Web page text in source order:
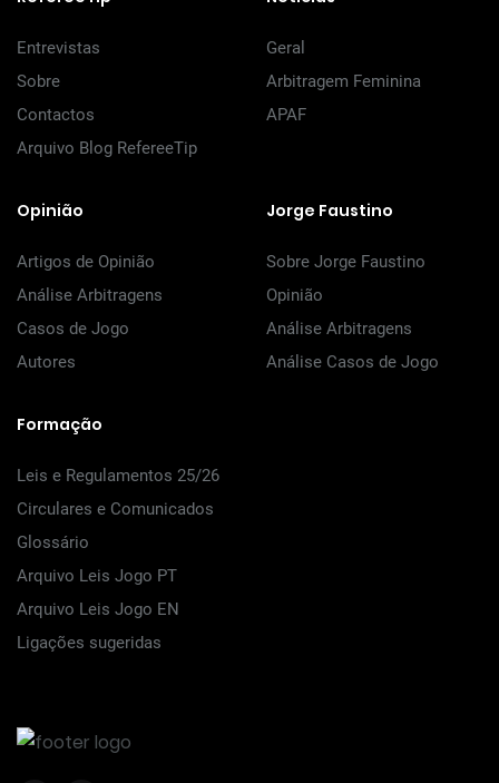
Entrevistas
Sobre
Contactos
Arquivo Blog RefereeTip
Geral
Arbitragem Feminina
APAF
Opinião
Artigos de Opinião
Análise Arbitragens
Casos de Jogo
Autores
Jorge Faustino
Sobre Jorge Faustino
Opinião
Análise Arbitragens
Análise Casos de Jogo
Formação
Leis e Regulamentos 25/26
Circulares e Comunicados
Glossário
Arquivo Leis Jogo PT
Arquivo Leis Jogo EN
Ligações sugeridas